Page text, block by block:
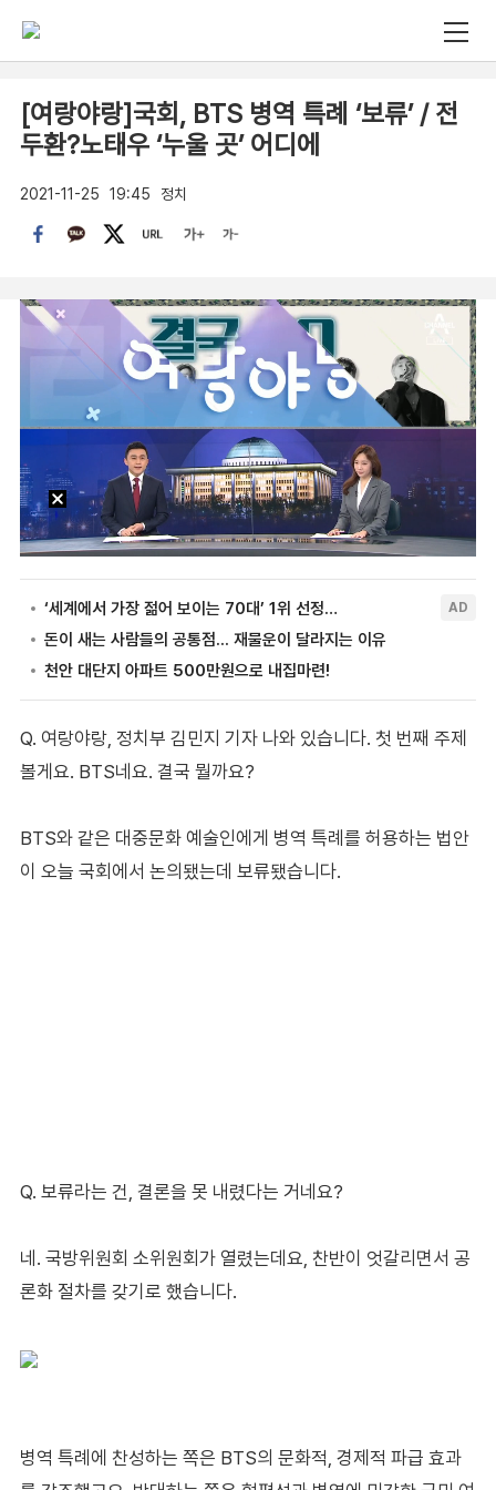
[여랑야랑]국회, BTS 병역 특례 ‘보류’ / 전
두환?노태우 ‘누울 곳’ 어디에
2021-11-25 19:45 정치
Q. 여랑야랑, 정치부 김민지 기자 나와 있습니다. 첫 번째 주제
볼게요. BTS네요. 결국 뭘까요?
BTS와 같은 대중문화 예술인에게 병역 특례를 허용하는 법안
이 오늘 국회에서 논의됐는데 보류됐습니다.
Q. 보류라는 건, 결론을 못 내렸다는 거네요?
네. 국방위원회 소위원회가 열렸는데요, 찬반이 엇갈리면서 공
론화 절차를 갖기로 했습니다.
병역 특례에 찬성하는 쪽은 BTS의 문화적, 경제적 파급 효과